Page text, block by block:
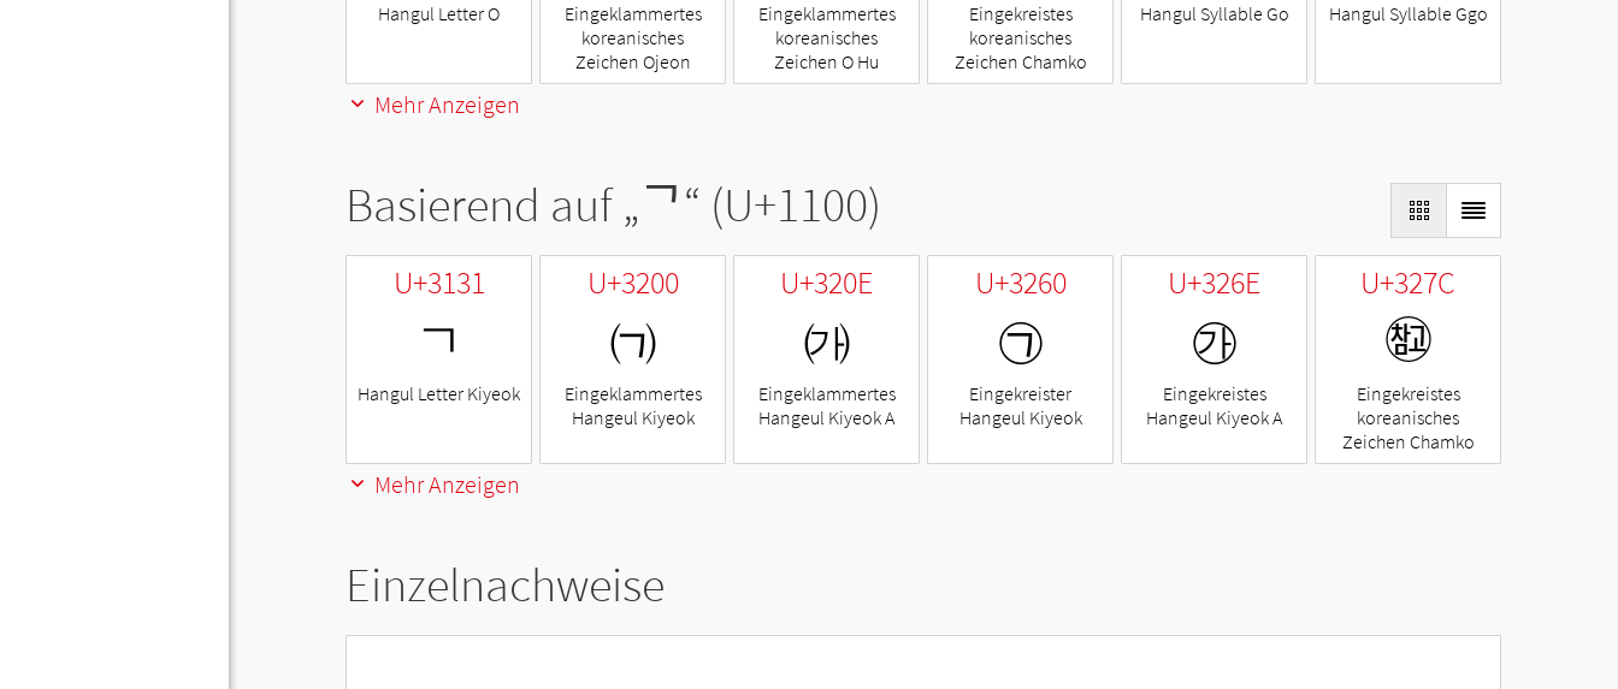
Hangul Letter O
Eingeklammertes
koreanisches
Zeichen Ojeon
Eingeklammertes
koreanisches
Zeichen O Hu
Eingekreistes
koreanisches
Zeichen Chamko
Hangul Syllable Go Hangul Syllable Ggo
Mehr Anzeigen
Basierend auf „ᄀ“ (U+1100)
U+3131
ㄱ
Hangul Letter Kiyeok
U+3200
㈀
Eingeklammertes
Hangeul Kiyeok
U+320E
㈎
Eingeklammertes
Hangeul Kiyeok A
U+3260
㉠
Eingekreister
Hangeul Kiyeok
U+326E
㉮
Eingekreistes
Hangeul Kiyeok A
U+327C
㉼
Eingekreistes
koreanisches
Zeichen Chamko
Mehr Anzeigen
Einzelnachweise